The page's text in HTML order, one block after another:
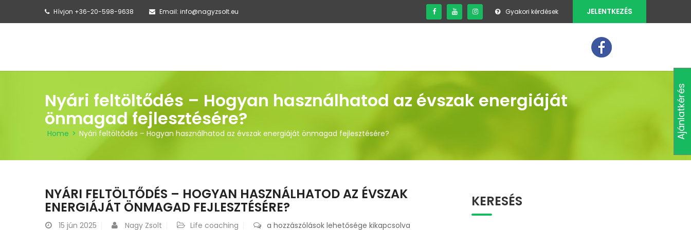
Hívjon +36-20-598-9638 Email: info@nagyzsolt.eu Gyakori kérdések JELENTKEZÉS
Nyári feltöltődés – Hogyan használhatod az évszak energiáját
önmagad fejlesztésére?
Home > Nyári feltöltődés – Hogyan használhatod az évszak energiáját önmagad fejlesztésére?
NYÁRI FELTÖLTŐDÉS – HOGYAN HASZNÁLHATOD AZ ÉVSZAK
ENERGIÁJÁT ÖNMAGAD FEJLESZTÉSÉRE?
15 jún 2025 Nagy Zsolt Life coaching
Nyári
a hozzászólások lehetősége kikapcsolva
KERESÉS
Ajánlatkérés